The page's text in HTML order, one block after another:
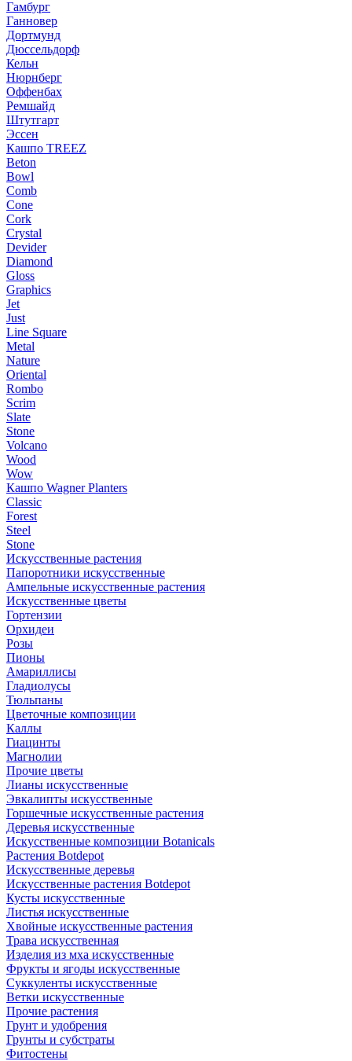
Гамбург
Ганновер
Дортмунд
Дюссельдорф
Кельн
Нюрнберг
Оффенбах
Ремшайд
Штутгарт
Эссен
Кашпо TREEZ
Beton
Bowl
Comb
Cone
Cork
Crystal
Devider
Diamond
Gloss
Graphics
Jet
Just
Line Square
Metal
Nature
Oriental
Rombo
Scrim
Slate
Stone
Volcano
Wood
Wow
Кашпо Wagner Planters
Classic
Forest
Steel
Stone
Искусственные растения
Папоротники искусственные
Ампельные искусственные растения
Искусственные цветы
Гортензии
Орхидеи
Розы
Пионы
Амариллисы
Гладиолусы
Тюльпаны
Цветочные композиции
Каллы
Гиацинты
Магнолии
Прочие цветы
Лианы искусственные
Эвкалипты искусственные
Горшечные искусственные растения
Деревья искусственные
Искусственные композиции Botanicals
Растения Botdepot
Искусственные деревья
Искусственные растения Botdepot
Кусты искусственные
Листья искусственные
Хвойные искусственные растения
Трава искусственная
Изделия из мха искусственные
Фрукты и ягоды искусственные
Суккуленты искусственные
Ветки искусственные
Прочие растения
Грунт и удобрения
Грунты и субстраты
Фитостены